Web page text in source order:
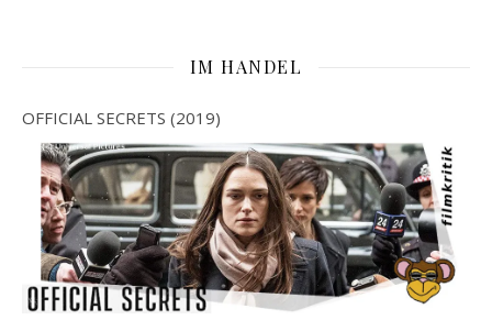
IM HANDEL
OFFICIAL SECRETS (2019)